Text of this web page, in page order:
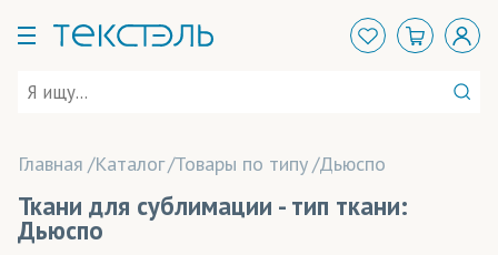
Главная Каталог Товары по типу Дьюспо
Ткани для сублимации - тип ткани:
Дьюспо